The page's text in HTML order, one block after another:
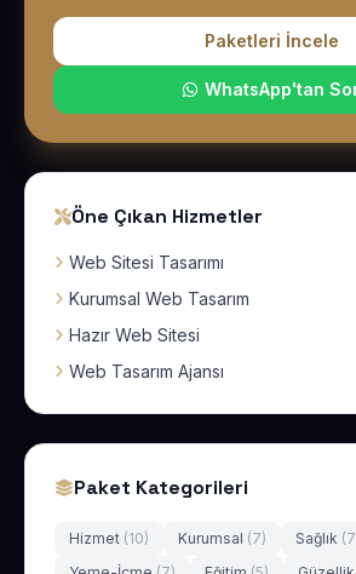
Paketleri İncele
WhatsApp'tan
Öne Çıkan Hizmetler
Web Sitesi Tasarımı
Kurumsal Web Tasarım
Hazır Web Sitesi
Web Tasarım Ajansı
Paket Kategorileri
Hizmet (10) Kurumsal (7) Sağlık